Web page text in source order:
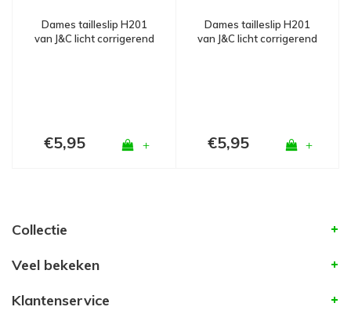
Dames tailleslip H201
van J&C licht corrigerend
€5,95 +
Dames tailleslip H201
van J&C licht corrigerend
€5,95 +
Collectie
Veel bekeken
Klantenservice